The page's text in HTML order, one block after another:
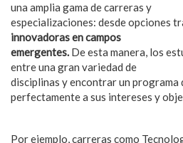
una amplia gama de carreras y
especializaciones: desde opciones
innovadoras en campos
emergentes. De esta manera, los
entre una gran variedad de
disciplinas y encontrar un programa
perfectamente a sus intereses y
Por ejemplo, carreras como